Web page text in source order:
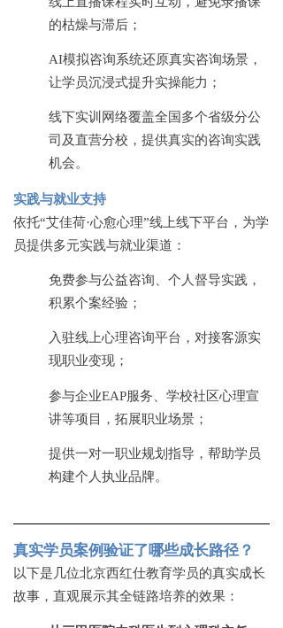
的枯燥与滞后；
AI模拟咨询系统还原真实咨询场景，
让学员沉浸式提升实操能力；
线下实训网络覆盖全国多个省级分公
司及直营分校，提供真实的咨询实践
机会。
实践与就业支持
依托“艾佳荷·心愈心理”线上线下平台，为学
员提供多元实践与就业渠道：
免费参与公益咨询、个人督导实践，
积累个案经验；
入驻线上心理咨询平台，对接客源实
现职业变现；
参与企业EAP服务、学校社区心理宣
讲等项目，拓展职业场景；
提供一对一职业规划指导，帮助学员
构建个人执业品牌。
真实学员案例验证了哪些成长路径？
以下是几位北京西红仕教育学员的真实成长
故事，直观展示其全链路培养的效果：